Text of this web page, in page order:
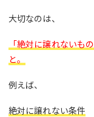
大切なのは、
「絶対に譲れないも
と。
例えば、
絶対に譲れない条件